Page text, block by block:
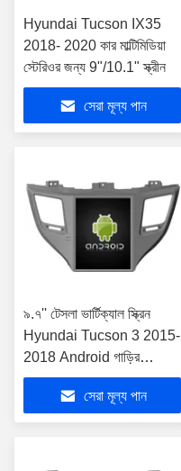
Hyundai Tucson IX35
2018- 2020 কার মাল্টিমিডিয়া
স্টেরিওর জন্য 9"/10.1" স্ক্রীন
সেরা মূল্য পান
৯.৭'' টেসলা ভার্টিক্যাল স্ক্রিন
Hyundai Tucson 3 2015-
2018 Android গাড়ির
মাল্টিমিডিয়া প্লেয়ারের জন্য
সেরা মূল্য পান